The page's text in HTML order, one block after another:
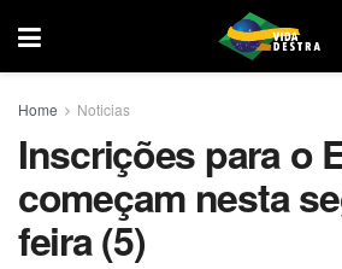
Home Noticias
Inscrições para o
começam nesta
feira (5)